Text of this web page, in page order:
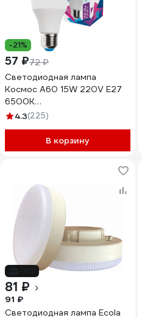
-21%
57 ₽72 ₽
Светодиодная лампа
Космос А60 15W 220V E27
6500K
LkecLED15wA60E2765
4.3(225)
В корзину
81 ₽
91 ₽
Светодиодная лампа Ecola